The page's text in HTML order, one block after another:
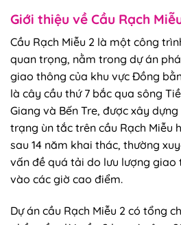
Giới thiệu về Cầu Rạch
Cầu Rạch Miễu 2 là một công
quan trọng, nằm trong dự án
giao thông của khu vực Đồng
là cây cầu thứ 7 bắc qua sông
Giang và Bến Tre, được xây
trạng ùn tắc trên cầu Rạch Miễu
sau 14 năm khai thác, thường
vấn đề quá tải do lưu lượng giao
vào các giờ cao điểm.
Dự án cầu Rạch Miễu 2 có tổng